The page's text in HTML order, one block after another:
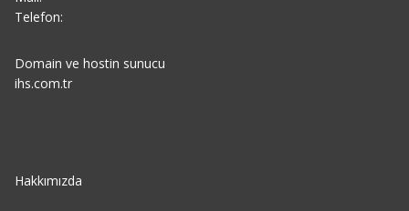
Telefon:
Domain ve hostin sunucu
ihs.com.tr
Hakkımızda